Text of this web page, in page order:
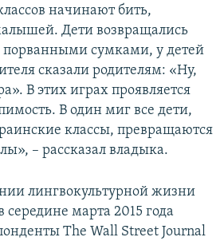
начинают бить,
Дети возвращались
сумками, у детей
сказали родителям: «Ну,
В этих играх проявляется
В один миг все дети,
классы, превращаются
– рассказал владыка.
лингвокультурной жизни
марта 2015 года
The Wall Street Journal